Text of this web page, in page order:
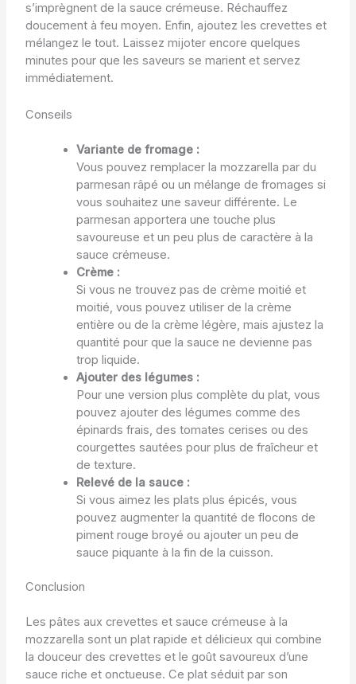
s’imprègnent de la sauce crémeuse. Réchauffez
doucement à feu moyen. Enfin, ajoutez les crevettes et
mélangez le tout. Laissez mijoter encore quelques
minutes pour que les saveurs se marient et servez
immédiatement.
Conseils
Variante de fromage :
Vous pouvez remplacer la mozzarella par du
parmesan râpé ou un mélange de fromages si
vous souhaitez une saveur différente. Le
parmesan apportera une touche plus
savoureuse et un peu plus de caractère à la
sauce crémeuse.
Crème :
Si vous ne trouvez pas de crème moitié et
moitié, vous pouvez utiliser de la crème
entière ou de la crème légère, mais ajustez la
quantité pour que la sauce ne devienne pas
trop liquide.
Ajouter des légumes :
Pour une version plus complète du plat, vous
pouvez ajouter des légumes comme des
épinards frais, des tomates cerises ou des
courgettes sautées pour plus de fraîcheur et
de texture.
Relevé de la sauce :
Si vous aimez les plats plus épicés, vous
pouvez augmenter la quantité de flocons de
piment rouge broyé ou ajouter un peu de
sauce piquante à la fin de la cuisson.
Conclusion
Les pâtes aux crevettes et sauce crémeuse à la
mozzarella sont un plat rapide et délicieux qui combine
la douceur des crevettes et le goût savoureux d’une
sauce riche et onctueuse. Ce plat séduit par son